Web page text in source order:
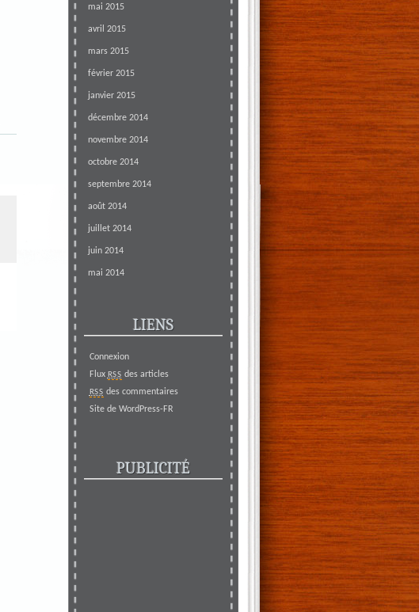
mai 2015
avril 2015
mars 2015
février 2015
janvier 2015
décembre 2014
novembre 2014
octobre 2014
septembre 2014
août 2014
juillet 2014
juin 2014
mai 2014
LIENS
Connexion
Flux RSS des articles
RSS des commentaires
Site de WordPress-FR
PUBLICITÉ